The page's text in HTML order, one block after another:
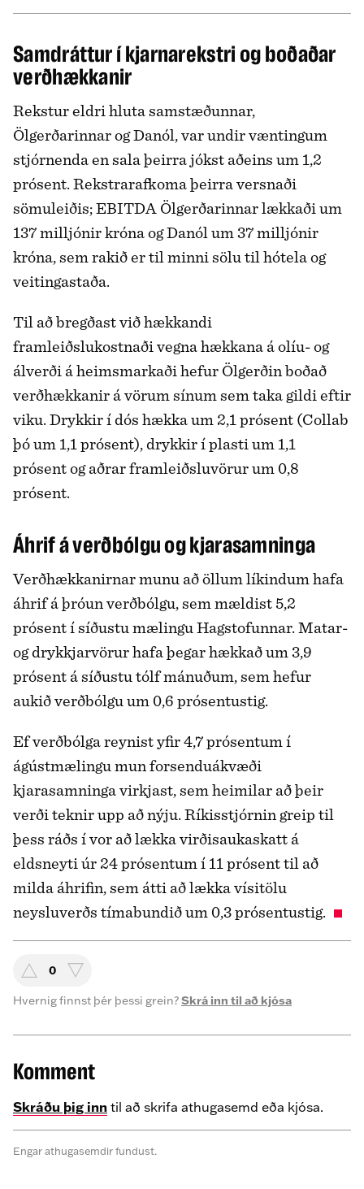
Samdráttur í kjarnarekstri og boðaðar
verðhækkanir
Rekstur eldri hluta samstæðunnar,
Ölgerðarinnar og Danól, var undir væntingum
stjórnenda en sala þeirra jókst aðeins um 1,2
prósent. Rekstrarafkoma þeirra versnaði
sömuleiðis; EBITDA Ölgerðarinnar lækkaði um
137 milljónir króna og Danól um 37 milljónir
króna, sem rakið er til minni sölu til hótela og
veitingastaða.
Til að bregðast við hækkandi
framleiðslukostnaði vegna hækkana á olíu- og
álverði á heimsmarkaði hefur Ölgerðin boðað
verðhækkanir á vörum sínum sem taka gildi eftir
viku. Drykkir í dós hækka um 2,1 prósent (Collab
þó um 1,1 prósent), drykkir í plasti um 1,1
prósent og aðrar framleiðsluvörur um 0,8
prósent.
Áhrif á verðbólgu og kjarasamninga
Verðhækkanirnar munu að öllum líkindum hafa
áhrif á þróun verðbólgu, sem mældist 5,2
prósent í síðustu mælingu Hagstofunnar. Matar-
og drykkjarvörur hafa þegar hækkað um 3,9
prósent á síðustu tólf mánuðum, sem hefur
aukið verðbólgu um 0,6 prósentustig.
Ef verðbólga reynist yfir 4,7 prósentum í
ágústmælingu mun forsenduákvæði
kjarasamninga virkjast, sem heimilar að þeir
verði teknir upp að nýju. Ríkisstjórnin greip til
þess ráðs í vor að lækka virðisaukaskatt á
eldsneyti úr 24 prósentum í 11 prósent til að
milda áhrifin, sem átti að lækka vísitölu
neysluverðs tímabundið um 0,3 prósentustig.
0
Hvernig finnst þér þessi grein?Skrá inn til að kjósa
Komment
Skráðu þig inn til að skrifa athugasemd eða kjósa.
Engar athugasemdir fundust.